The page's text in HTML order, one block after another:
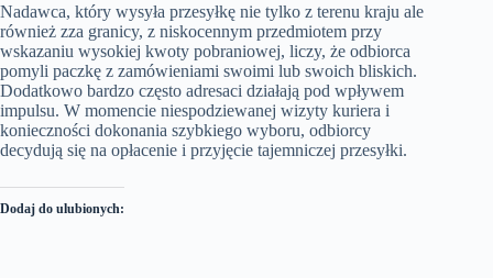
Nadawca, który wysyła przesyłkę nie tylko z terenu kraju ale
również zza granicy, z niskocennym przedmiotem przy
wskazaniu wysokiej kwoty pobraniowej, liczy, że odbiorca
pomyli paczkę z zamówieniami swoimi lub swoich bliskich.
Dodatkowo bardzo często adresaci działają pod wpływem
impulsu. W momencie niespodziewanej wizyty kuriera i
konieczności dokonania szybkiego wyboru, odbiorcy
decydują się na opłacenie i przyjęcie tajemniczej przesyłki.
Dodaj do ulubionych: